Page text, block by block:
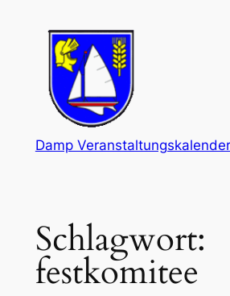
springen
Damp Veranstaltungskalender
Schlagwort:
festkomitee